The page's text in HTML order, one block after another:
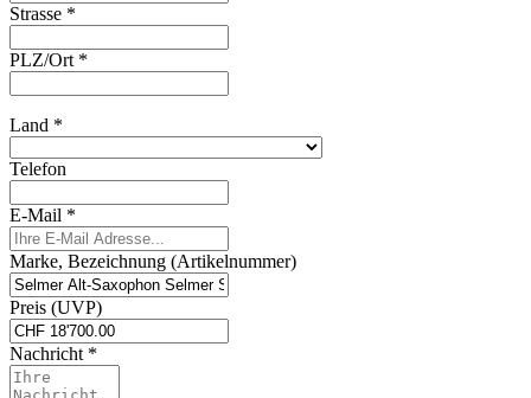
Strasse *
PLZ/Ort *
Land *
Telefon
E-Mail *
Marke, Bezeichnung (Artikelnummer)
Preis (UVP)
Nachricht *